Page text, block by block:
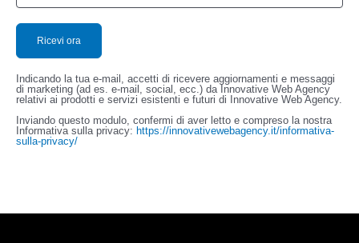
Indicando la tua e-mail, accetti di ricevere aggiornamenti e messaggi
di marketing (ad es. e-mail, social, ecc.) da Innovative Web Agency
relativi ai prodotti e servizi esistenti e futuri di Innovative Web Agency.
Inviando questo modulo, confermi di aver letto e compreso la nostra
Informativa sulla privacy: https://innovativewebagency.it/informativa-
sulla-privacy/